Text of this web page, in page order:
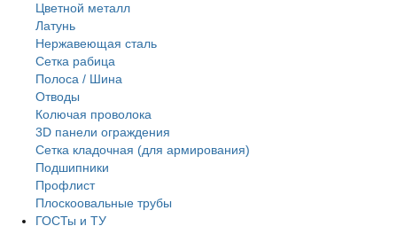
Цветной металл
Латунь
Нержaвеющая сталь
Сетка рабица
Полоса / Шина
Отводы
Колючая проволока
3D панели ограждения
Сетка кладочная (для армирования)
Подшипники
Профлист
Плоскоовальные трубы
ГОСТы и ТУ